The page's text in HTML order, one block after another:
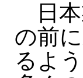
日本
の前
るよ